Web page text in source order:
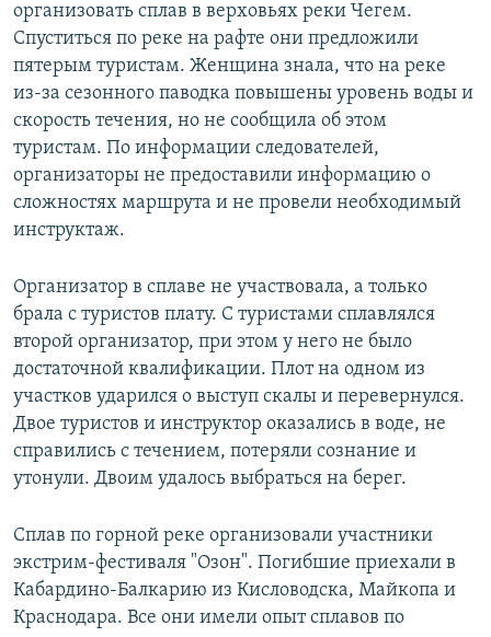
организовать сплав в верховьях реки Чегем.
Спуститься по реке на рафте они предложили
пятерым туристам. Женщина знала, что на реке
из-за сезонного паводка повышены уровень воды и
скорость течения, но не сообщила об этом
туристам. По информации следователей,
организаторы не предоставили информацию о
сложностях маршрута и не провели необходимый
инструктаж.
Организатор в сплаве не участвовала, а только
брала с туристов плату. С туристами сплавлялся
второй организатор, при этом у него не было
достаточной квалификации. Плот на одном из
участков ударился о выступ скалы и перевернулся.
Двое туристов и инструктор оказались в воде, не
справились с течением, потеряли сознание и
утонули. Двоим удалось выбраться на берег.
Сплав по горной реке организовали участники
экстрим-фестиваля "Озон". Погибшие приехали в
Кабардино-Балкарию из Кисловодска, Майкопа и
Краснодара. Все они имели опыт сплавов по